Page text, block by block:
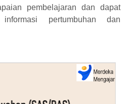
pembelajaran dan dapat
pertumbuhan dan